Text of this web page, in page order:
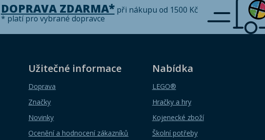
DOPRAVA ZDARMA*při nákupu od 1500 Kč
* platí pro vybrané dopravce
Užitečné informace
Doprava
Značky
Novinky
Ocenění a hodnocení zákazníků
Nabídka
LEGO®
Hračky a hry
Kojenecké zboží
Školní potřeby